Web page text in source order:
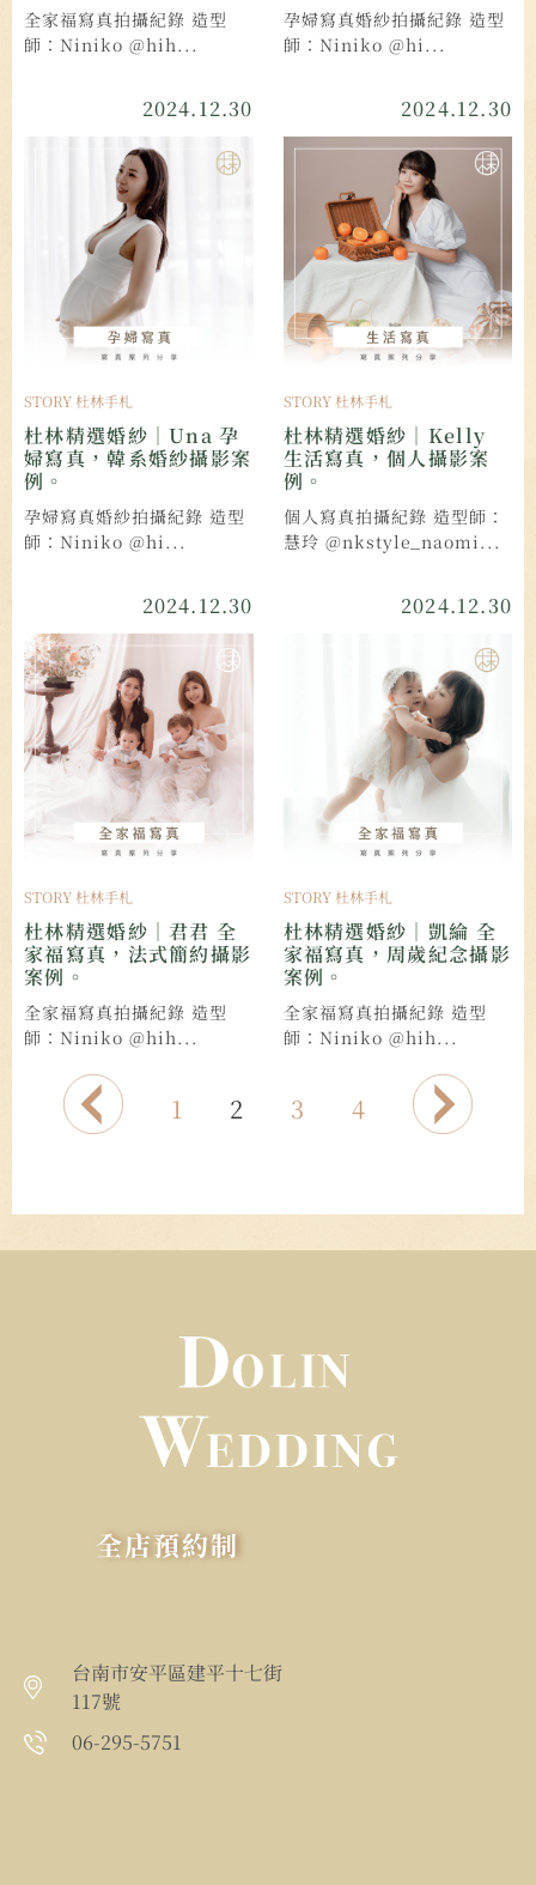
全家福寫真拍攝紀錄 造型
師：Niniko @hih...
孕婦寫真婚紗拍攝紀錄 造型
師：Niniko @hi...
2024.12.30
STORY 杜林手札
杜林精選婚紗｜Una 孕
婦寫真，韓系婚紗攝影案
例。
孕婦寫真婚紗拍攝紀錄 造型
師：Niniko @hi...
2024.12.30
STORY 杜林手札
杜林精選婚紗｜Kelly
生活寫真，個人攝影案
例。
個人寫真拍攝紀錄 造型師：
慧玲 @nkstyle_naomi...
2024.12.30
STORY 杜林手札
杜林精選婚紗｜君君 全
家福寫真，法式簡約攝影
案例。
全家福寫真拍攝紀錄 造型
師：Niniko @hih...
2024.12.30
STORY 杜林手札
杜林精選婚紗｜凱綸 全
家福寫真，周歲紀念攝影
案例。
全家福寫真拍攝紀錄 造型
師：Niniko @hih...
1 2 3 4
全店預約制
台南市安平區建平十七街
117號
06-295-5751